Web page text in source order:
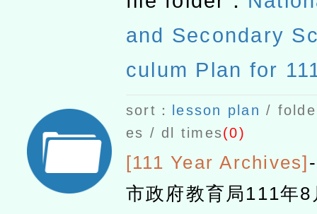
and Secondary
culum Plan for
c Year
sort： lesson plan /
es / dl times(0)
[111 Year Archives]-
市政府教育局111年